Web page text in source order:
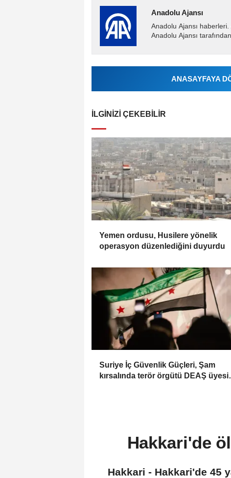
Anadolu Ajansı
Anadolu Ajansı
Anadolu Ajansı
ANASAYFAYA
İLGINIZI ÇEKEBILIR
Yemen ordusu, Husilere yönelik
operasyon düzenlediğini duyurdu
Suriye İç Güvenlik Güçleri, Şam
kırsalında terör örgütü DEAŞ üyesi
Hakkari'de
Hakkari - Hakkari'de 45